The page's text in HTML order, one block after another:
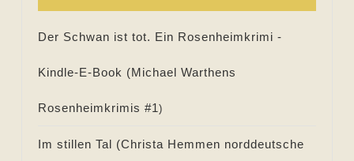
Der Schwan ist tot. Ein Rosenheimkrimi -
Kindle-E-Book (Michael Warthens
Rosenheimkrimis #1)
Im stillen Tal (Christa Hemmen norddeutsche